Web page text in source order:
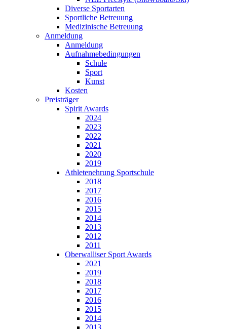
Diverse Sportarten
Sportliche Betreuung
Medizinische Betreuung
Anmeldung
Anmeldung
Aufnahmebedingungen
Schule
Sport
Kunst
Kosten
Preisträger
Spirit Awards
2024
2023
2022
2021
2020
2019
Athletenehrung Sportschule
2018
2017
2016
2015
2014
2013
2012
2011
Oberwalliser Sport Awards
2021
2019
2018
2017
2016
2015
2014